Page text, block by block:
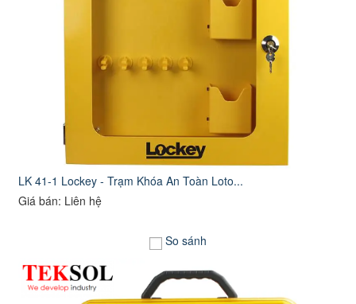
LK 41-1 Lockey - Trạm Khóa An Toàn Loto...
Giá bán: Liên hệ
So sánh